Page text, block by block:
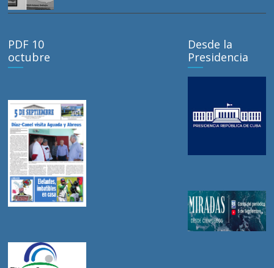
PDF 10
octubre
Desde la
Presidencia